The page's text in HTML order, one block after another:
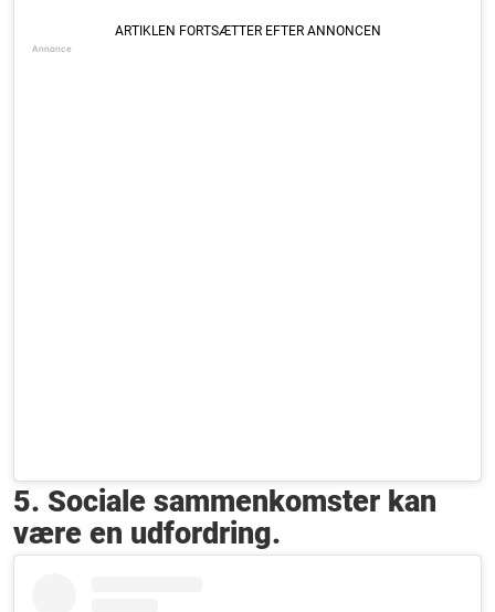
5. Sociale sammenkomster kan
være en udfordring.